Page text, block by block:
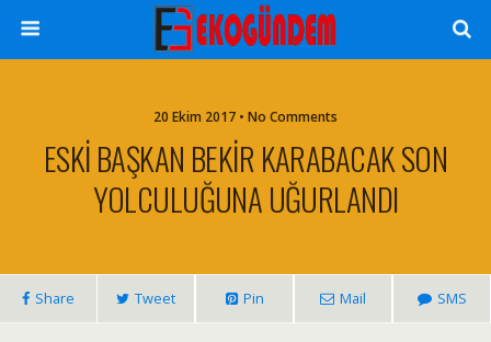
20 Ekim 2017 • No Comments
ESKİ BAŞKAN BEKİR KARABACAK SON
YOLCULUĞUNA UĞURLANDI
Share Tweet Pin Mail SMS